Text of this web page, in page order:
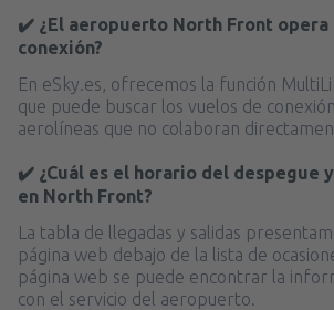
✔️ ¿El aeropuerto North Front opera
conexión?
En eSky.es, ofrecemos la función
que puede buscar los vuelos de
aerolíneas que no colaboran
✔️ ¿Cuál es el horario del despegue
en North Front?
La tabla de llegadas y salidas
página web debajo de la lista de
página web se puede encontrar la
con el servicio del aeropuerto.